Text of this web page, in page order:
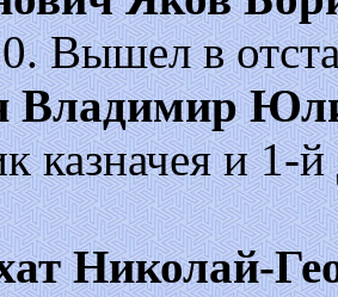
Вышел в
Владимир
казначея и 1-
Николай-